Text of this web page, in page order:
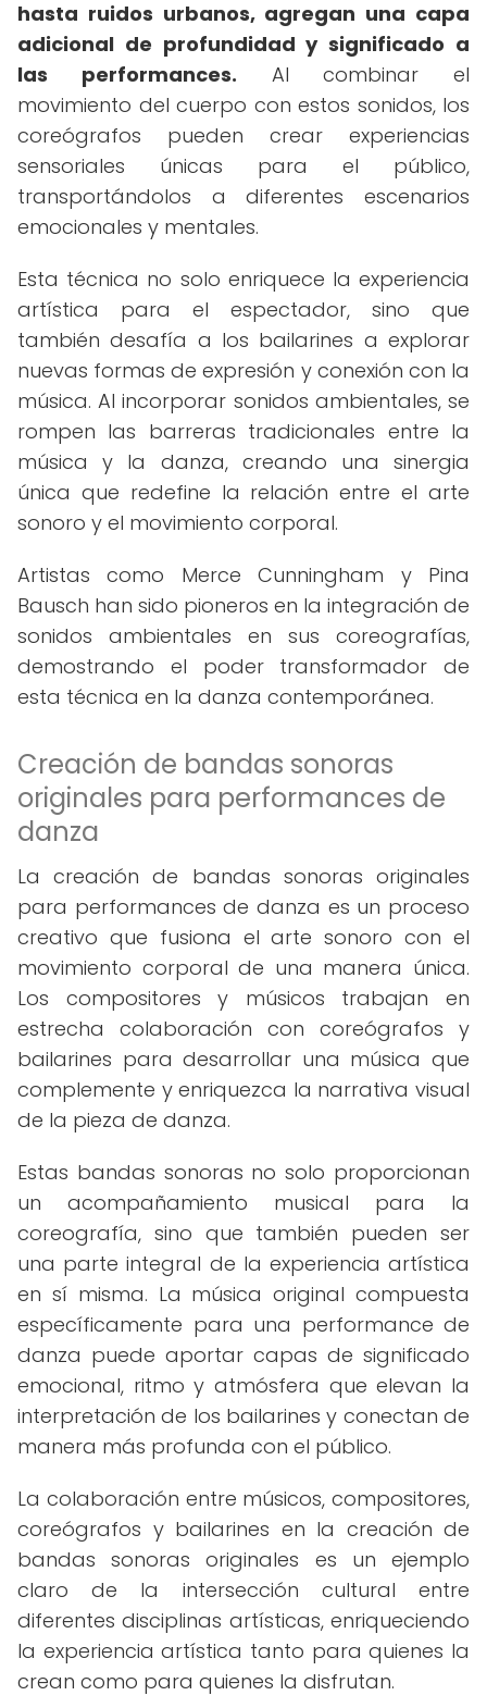
hasta ruidos urbanos, agregan una capa
adicional de profundidad y significado a
las performances. Al combinar el
movimiento del cuerpo con estos sonidos, los
coreógrafos pueden crear experiencias
sensoriales únicas para el público,
transportándolos a diferentes escenarios
emocionales y mentales.
Esta técnica no solo enriquece la experiencia
artística para el espectador, sino que
también desafía a los bailarines a explorar
nuevas formas de expresión y conexión con la
música. Al incorporar sonidos ambientales, se
rompen las barreras tradicionales entre la
música y la danza, creando una sinergia
única que redefine la relación entre el arte
sonoro y el movimiento corporal.
Artistas como Merce Cunningham y Pina
Bausch han sido pioneros en la integración de
sonidos ambientales en sus coreografías,
demostrando el poder transformador de
esta técnica en la danza contemporánea.
Creación de bandas sonoras
originales para performances de
danza
La creación de bandas sonoras originales
para performances de danza es un proceso
creativo que fusiona el arte sonoro con el
movimiento corporal de una manera única.
Los compositores y músicos trabajan en
estrecha colaboración con coreógrafos y
bailarines para desarrollar una música que
complemente y enriquezca la narrativa visual
de la pieza de danza.
Estas bandas sonoras no solo proporcionan
un acompañamiento musical para la
coreografía, sino que también pueden ser
una parte integral de la experiencia artística
en sí misma. La música original compuesta
específicamente para una performance de
danza puede aportar capas de significado
emocional, ritmo y atmósfera que elevan la
interpretación de los bailarines y conectan de
manera más profunda con el público.
La colaboración entre músicos, compositores,
coreógrafos y bailarines en la creación de
bandas sonoras originales es un ejemplo
claro de la intersección cultural entre
diferentes disciplinas artísticas, enriqueciendo
la experiencia artística tanto para quienes la
crean como para quienes la disfrutan.